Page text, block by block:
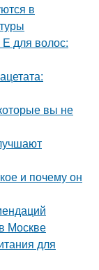
в
для волос:
вы не
и почему он
Москве
для